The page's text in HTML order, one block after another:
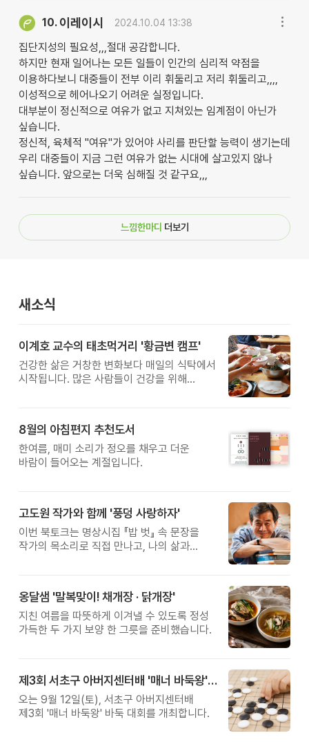
10. 이레이시 2024.10.04 13:38
집단지성의 필요성,,,절대 공감합니다.
하지만 현재 일어나는 모든 일들이 인간의 심리적 약점을
이용하다보니 대중들이 전부 이리 휘둘리고 저리 휘둘리고,,,,
이성적으로 헤어나오기 어려운 실정입니다.
대부분이 정신적으로 여유가 없고 지쳐있는 임계점이 아닌가
싶습니다.
정신적, 육체적 "여유"가 있어야 사리를 판단할 능력이 생기는데
우리 대중들이 지금 그런 여유가 없는 시대에 살고있지 않나
싶습니다. 앞으로는 더욱 심해질 것 같구요,,,
느낌한마디 더보기
새소식
이계호 교수의 태초먹거리 '황금변 캠프'
건강한 삶은 거창한 변화보다 매일의 식탁에서
시작됩니다. 많은 사람들이 건강을 위해
받은 이계호 교수와 함께하는 태초먹거리
황금변 캠프
8월의 아침편지 추천도서
한여름, 매미 소리가 정오를 채우고 더운
바람이 들어오는 계절입니다.
고도원 작가와 함께 '풍덩 사랑하자'
이번 북토크는 명상시집 『밥 벗』 속 문장을
작가의 목소리로 직접 만나고, 나의 삶과
옹달샘 '말복맞이! 채개장 · 닭개장'
지친 여름을 따뜻하게 이겨낼 수 있도록 정성
가득한 두 가지 보양 한 그릇을 준비했습니다.
제3회 서초구 아버지센터배 '매너 바둑왕' 대회
오는 9월 12일(토), 서초구 아버지센터배
제3회 '매너 바둑왕' 바둑 대회를 개최합니다.